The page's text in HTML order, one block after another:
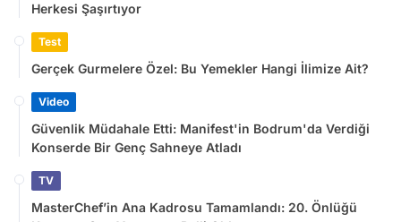
Herkesi Şaşırtıyor
Test
Gerçek Gurmelere Özel: Bu Yemekler Hangi İlimize Ait?
Video
Güvenlik Müdahale Etti: Manifest'in Bodrum'da Verdiği
Konserde Bir Genç Sahneye Atladı
TV
MasterChef’in Ana Kadrosu Tamamlandı: 20. Önlüğü